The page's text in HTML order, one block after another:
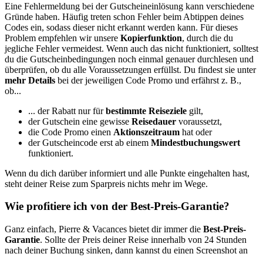
Eine Fehlermeldung bei der Gutscheineinlösung kann verschiedene
Gründe haben. Häufig treten schon Fehler beim Abtippen deines
Codes ein, sodass dieser nicht erkannt werden kann. Für dieses
Problem empfehlen wir unsere Kopierfunktion, durch die du
jegliche Fehler vermeidest. Wenn auch das nicht funktioniert, solltest
du die Gutscheinbedingungen noch einmal genauer durchlesen und
überprüfen, ob du alle Voraussetzungen erfüllst. Du findest sie unter
mehr Details bei der jeweiligen Code Promo und erfährst z. B.,
ob...
... der Rabatt nur fürbestimmte Reiseziele gilt,
der Gutschein eine gewisse Reisedauer voraussetzt,
die Code Promo einen Aktionszeitraum hat oder
der Gutscheincode erst ab einem Mindestbuchungswert
funktioniert.
Wenn du dich darüber informiert und alle Punkte eingehalten hast,
steht deiner Reise zum Sparpreis nichts mehr im Wege.
Wie profitiere ich von der Best-Preis-Garantie?
Ganz einfach, Pierre & Vacances bietet dir immer die Best-Preis-
Garantie. Sollte der Preis deiner Reise innerhalb von 24 Stunden
nach deiner Buchung sinken, dann kannst du einen Screenshot an